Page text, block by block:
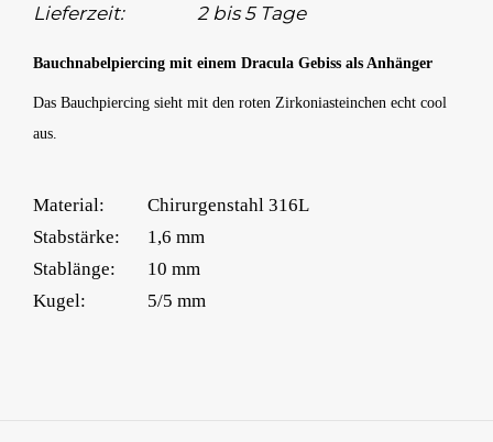
Lieferzeit:
2 bis 5 Tage
Bauchnabelpiercing mit einem Dracula Gebiss als Anhänger
Das Bauchpiercing sieht mit den roten Zirkoniasteinchen echt cool
aus.
Material:
Chirurgenstahl 316L
Stabstärke:
1,6 mm
Stablänge:
10 mm
Kugel:
5/5 mm